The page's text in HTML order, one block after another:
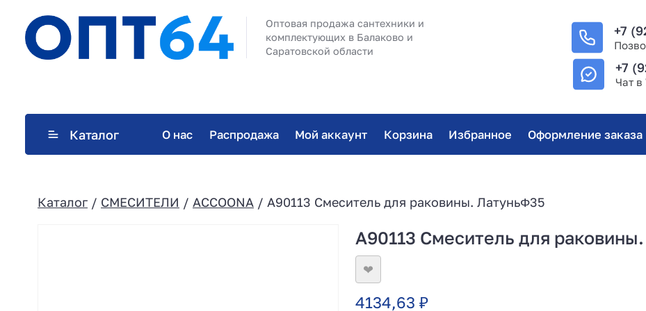
Оптовая продажа сантехники и
комплектующих в Балаково и
Саратовской области
+7
+7
Чат
Каталог О нас Распродажа Мой аккаунт Корзина Избранное Оформление заказа
Каталог / СМЕСИТЕЛИ / ACCOONA / A90113 Смеситель для раковины. ЛатуньΦ35
A90113 Смеситель для
❤
4134,63₽